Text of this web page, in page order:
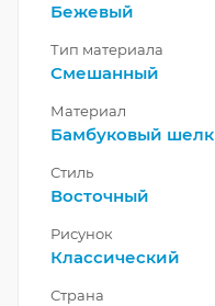
Бежевый
Тип материала
Смешанный
Материал
Бамбуковый шелк
Стиль
Восточный
Рисунок
Классический
Страна